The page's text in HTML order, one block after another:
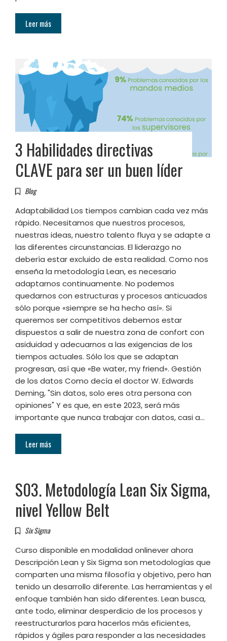
Leer más
3 Habilidades directivas
CLAVE para ser un buen líder
Blog
Adaptabilidad Los tiempos cambian cada vez más
rápido. Necesitamos que nuestros procesos,
nuestras ideas, nuestro talento fluya y se adapte a
las diferentes circunstancias. El liderazgo no
debería estar excluido de esta realidad. Como nos
enseña la metodología Lean, es necesario
adaptarnos continuamente. No podemos
quedarnos con estructuras y procesos anticuados
sólo porque «siempre se ha hecho así». Si
queremos ser competitivos debemos estar
dispuestos a salir de nuestra zona de confort con
asiduidad y adecuarnos a las exigencias de los
tiempos actuales. Sólo los que se adaptan
progresan, así que «Be water, my friend». Gestión
de los datos Como decía el doctor W. Edwards
Deming, "Sin datos, solo eres otra persona con
opiniones" Y es que, en este 2023, será más
importante que nunca trabajar con datos, casi a…
Leer más
S03. Metodología Lean Six Sigma,
nivel Yellow Belt
Six Sigma
Curso disponible en modalidad onlinever ahora
Descripción Lean y Six Sigma son metodologías que
comparten una misma filosofía y objetivo, pero han
tenido un desarrollo diferente. Las herramientas y el
enfoque también han sido diferentes. Lean busca,
ante todo, eliminar desperdicio de los procesos y
reestructurarlos para hacerlos más eficientes,
rápidos y ágiles para responder a las necesidades